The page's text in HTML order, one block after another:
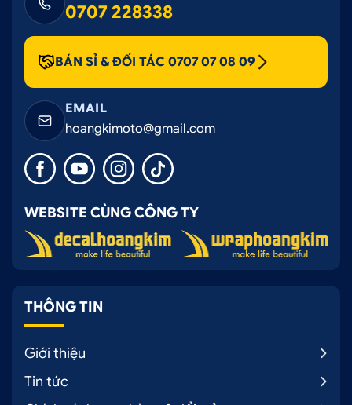
0707 228338
BÁN SỈ & ĐỐI TÁC 0707 07 08 09
EMAIL
hoangkimoto@gmail.com
WEBSITE CÙNG CÔNG TY
THÔNG TIN
Giới thiệu
Tin tức